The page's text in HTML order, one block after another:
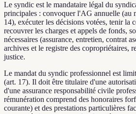
Le syndic est le mandataire légal du
principales : convoquer l'AG annuelle (au
14), exécuter les décisions votées, tenir la
recouvrer les charges et appels de fonds,
nécessaires (assurance, entretien, contrat
archives et le registre des copropriétaires,
justice.
Le mandat du syndic professionnel est
(art. 17). Il doit être titulaire d'une
d'une assurance responsabilité civile
rémunération comprend des honoraires
courante) et des prestations particulières